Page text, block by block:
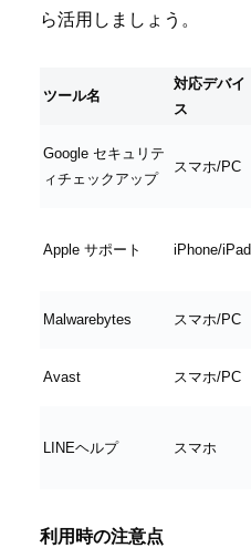
ら活用しましょう。
ツール名
対応デバイ
ス
Google セキュリテ
ィチェックアップ
スマホ/PC
Apple サポート iPhone/iPad
Malwarebytes スマホ/PC
Avast スマホ/PC
LINEヘルプ スマホ
利用時の注意点